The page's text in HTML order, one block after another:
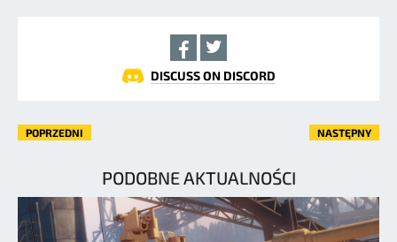
DISCUSS ON DISCORD
POPRZEDNI NASTĘPNY
PODOBNE AKTUALNOŚCI